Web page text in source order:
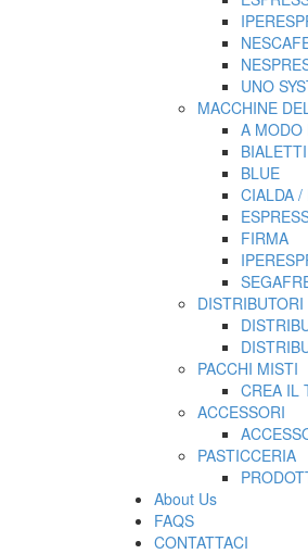
UNO
MACCHINE
A MODO
BIALETTI
BLUE
CIALDA /
FIRMA
DISTRIBUTORI
PACCHI MISTI
CREA IL
ACCESSORI
PASTICCERIA
About Us
FAQS
CONTATTACI